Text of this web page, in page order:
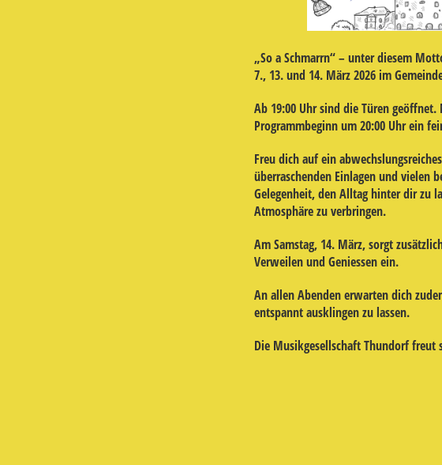
„So a Schmarrn“ – unter diesem
7., 13. und 14. März 2026 im
Ab 19:00 Uhr sind die Türen
Programmbeginn um 20:00 Uhr ein
Freu dich auf ein
überraschenden Einlagen und vielen
Gelegenheit, den Alltag hinter dir zu
Atmosphäre zu verbringen.
Am Samstag, 14. März, sorgt
Verweilen und Geniessen ein.
An allen Abenden erwarten dich
entspannt ausklingen zu lassen.
Die Musikgesellschaft Thundorffreut